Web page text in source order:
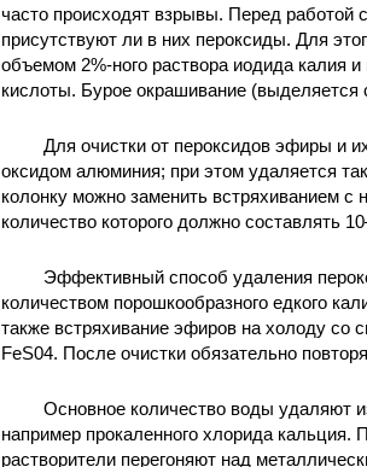
часто происходят взрывы. Перед работой
присутствуют ли в них пероксиды. Для
объемом 2%-ного раствора иодида калия
кислоты. Бурое окрашивание (выделяется
Для очистки от пероксидов эфиры и
оксидом алюминия; при этом удаляется
колонку можно заменить встряхиванием
количество которого должно составлять
Эффективный способ удаления
количеством порошкообразного едкого
также встряхивание эфиров на холоду со
FeS04. После очистки обязательно
Основное количество воды удаляют
например прокаленного хлорида
растворители перегоняют над